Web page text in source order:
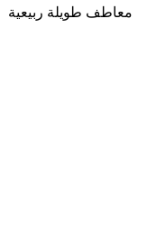
معاطف طويلة ربيعية